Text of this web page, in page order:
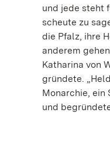
und jede steht
scheute zu
die Pfalz, ihre
anderem
Katharina von
gründete.
Monarchie,
und